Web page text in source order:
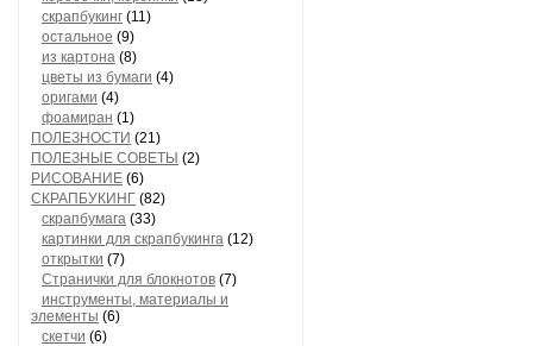
скрапбукинг (11)
остальное (9)
из картона (8)
цветы из бумаги (4)
оригами (4)
фоамиран (1)
ПОЛЕЗНОСТИ (21)
ПОЛЕЗНЫЕ СОВЕТЫ (2)
РИСОВАНИЕ (6)
СКРАПБУКИНГ (82)
скрапбумага (33)
картинки для скрапбукинга (12)
открытки (7)
Странички для блокнотов (7)
инструменты, материалы и
элементы (6)
скетчи (6)